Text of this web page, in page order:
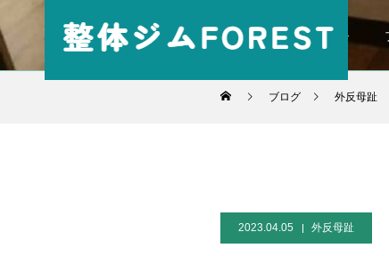
パーソナル
ブログ 外反母趾
2023.04.05 外反母趾